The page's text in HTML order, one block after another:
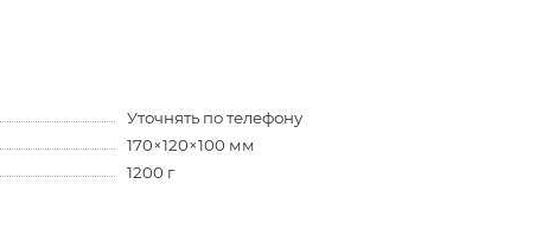
Уточнять по телефону
170×120×100 мм
1200 г